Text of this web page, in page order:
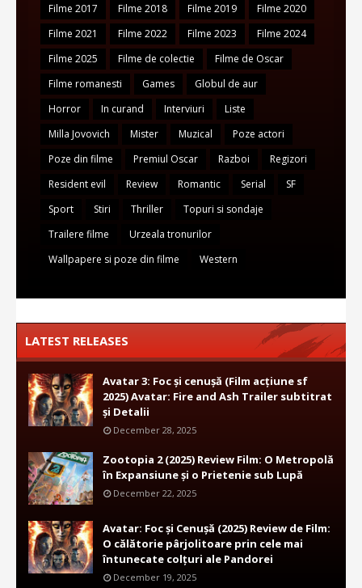
Filme 2017
Filme 2018 Filme 2019
Filme 2020
Filme 2021
Filme 2022 Filme 2023
Filme 2024
Filme 2025
Filme de colectie
Filme de Oscar
Filme romanesti
Games
Globul de aur
Horror
In curand Interviuri
Liste
Milla Jovovich
Mister Muzical
Poze actori
Poze din filme
Premiul Oscar Razboi
Regizori
Resident evil
Review Romantic Serial
SF
Sport
Stiri Thriller
Topuri si sondaje
Trailere filme
Urzeala tronurilor
Wallpapere si poze din filme
Western
LATEST RELEASES
Avatar 3: Foc și cenușă (Film acțiune sf
2025) Avatar: Fire and Ash Trailer subtitrat
și Detalii
December 28, 2025
Zootopia 2 (2025) Review Film: O Metropolă
în Expansiune și o Prietenie sub Lupă
December 22, 2025
Avatar: Foc și Cenușă (2025) Review de Film:
O călătorie pârjolitoare prin cele mai
întunecate colțuri ale Pandorei
December 19, 2025